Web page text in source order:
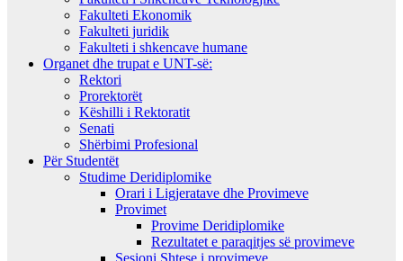
Fakulteti Ekonomik
Fakulteti juridik
Fakulteti i shkencave humane
Organet dhe trupat e UNT-së:
Rektori
Prorektorët
Këshilli i Rektoratit
Senati
Shërbimi Profesional
Për Studentët
Studime Deridiplomike
Orari i Ligjeratave dhe Provimeve
Provimet
Provime Deridiplomike
Rezultatet e paraqitjes së provimeve
Sesioni Shtese i provimeve